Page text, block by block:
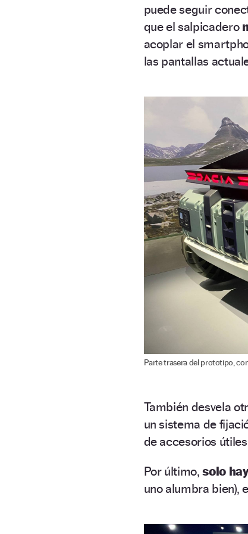
puede seguir
que el salpicadero
acoplar el
las pantallas
Parte trasera del prototipo,
También desvela
un sistema de
de accesorios
Por último,solo
uno alumbra bien),